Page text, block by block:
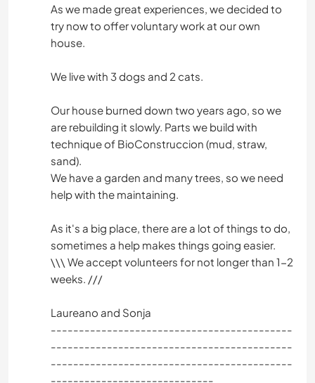
As we made great experiences, we decided to
try now to offer voluntary work at our own
house.
We live with 3 dogs and 2 cats.
Our house burned down two years ago, so we
are rebuilding it slowly. Parts we build with
technique of BioConstruccion (mud, straw,
sand).
We have a garden and many trees, so we need
help with the maintaining.
As it's a big place, there are a lot of things to do,
sometimes a help makes things going easier.
\\\ We accept volunteers for not longer than 1-2
weeks. ///
Laureano and Sonja
-------------------------------------------
-------------------------------------------
-------------------------------------------
-----------------------------